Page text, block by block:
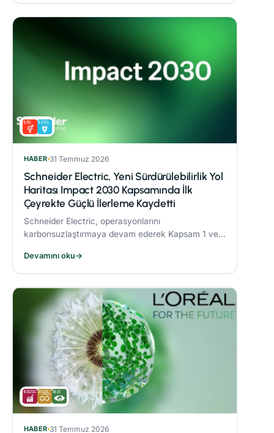
HABER 31 Temmuz 2026
Schneider Electric, Yeni Sürdürülebilirlik Yol
Haritası Impact 2030 Kapsamında İlk
Çeyrekte Güçlü İlerleme Kaydetti
Schneider Electric, operasyonlarını
karbonsuzlaştırmaya devam ederek Kapsam 1 ve 2
azalttı.
Devamını oku→
HABER 31 Temmuz 2026